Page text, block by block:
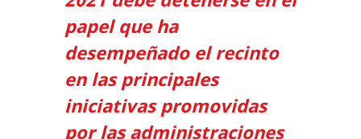
papel que ha
desempeñado el recinto
en las principales
iniciativas promovidas
por las administraciones